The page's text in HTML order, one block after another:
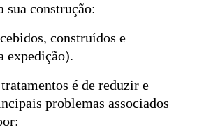
sua construção:
construídos e
expedição).
é de reduzir e
problemas associados